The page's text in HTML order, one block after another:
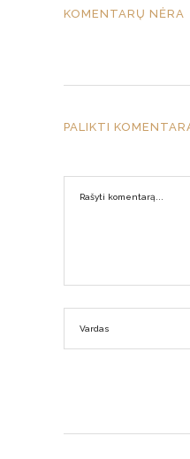
KOMENTARŲ NĖRA
PALIKTI